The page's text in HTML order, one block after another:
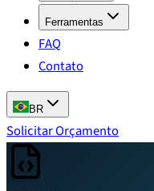
Ferramentas
FAQ
Contato
BR
Solicitar Orçamento